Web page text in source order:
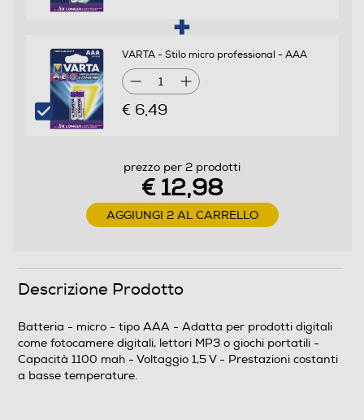
VARTA - Stilo micro professional - AAA
1
€ 6,49
prezzo per 2 prodotti
€ 12,98
AGGIUNGI 2 AL CARRELLO
Descrizione Prodotto
Batteria - micro - tipo AAA - Adatta per prodotti digitali
come fotocamere digitali, lettori MP3 o giochi portatili -
Capacità 1100 mah - Voltaggio 1,5 V - Prestazioni costanti
a basse temperature.